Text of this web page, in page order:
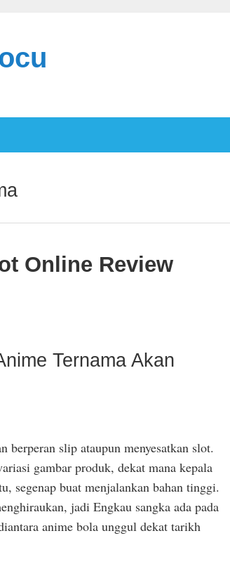
Online Review
Ternama Akan
berperan slip ataupun menyesatkan slot.
gambar produk, dekat mana kepala
segenap buat menjalankan bahan tinggi.
jadi Engkau sangka ada pada
anime bola unggul dekat tarikh